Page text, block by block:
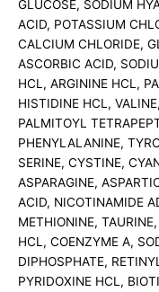
GLUCOSE, SODIUM
ACID, POTASSIUM
CALCIUM CHLORIDE,
ASCORBIC ACID,
HCL, ARGININE HCL,
HISTIDINE HCL,
PALMITOYL
PHENYLALANINE,
SERINE, CYSTINE,
ASPARAGINE,
ACID, NICOTINAMIDE
METHIONINE,
HCL, COENZYME A,
DIPHOSPHATE,
PYRIDOXINE HCL,